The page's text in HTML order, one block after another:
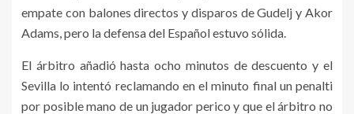
empate con balones directos y disparos de Gudelj y Akor
Adams, pero la defensa del Español estuvo sólida.
El árbitro añadió hasta ocho minutos de descuento y el
Sevilla lo intentó reclamando en el minuto final un penalti
por posible mano de un jugador perico y que el árbitro no